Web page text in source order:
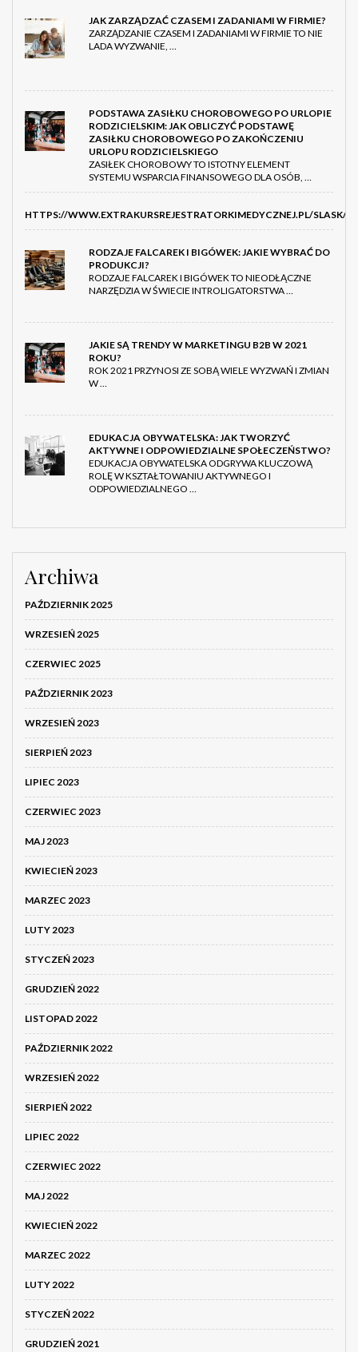
JAK ZARZĄDZAĆ CZASEM I ZADANIAMI W FIRMIE?
ZARZĄDZANIE CZASEM I ZADANIAMI W FIRMIE TO NIE
LADA WYZWANIE, …
PODSTAWA ZASIŁKU CHOROBOWEGO PO URLOPIE
RODZICIELSKIM: JAK OBLICZYĆ PODSTAWĘ
ZASIŁKU CHOROBOWEGO PO ZAKOŃCZENIU
URLOPU RODZICIELSKIEGO
ZASIŁEK CHOROBOWY TO ISTOTNY ELEMENT
SYSTEMU WSPARCIA FINANSOWEGO DLA OSÓB, …
HTTPS://WWW.EXTRAKURSREJESTRATORKIMEDYCZNEJ.PL/SLASK/
RODZAJE FALCAREK I BIGÓWEK: JAKIE WYBRAĆ DO
PRODUKCJI?
RODZAJE FALCAREK I BIGÓWEK TO NIEODŁĄCZNE
NARZĘDZIA W ŚWIECIE INTROLIGATORSTWA …
JAKIE SĄ TRENDY W MARKETINGU B2B W 2021
ROKU?
ROK 2021 PRZYNOSI ZE SOBĄ WIELE WYZWAŃ I ZMIAN
W …
EDUKACJA OBYWATELSKA: JAK TWORZYĆ
AKTYWNE I ODPOWIEDZIALNE SPOŁECZEŃSTWO?
EDUKACJA OBYWATELSKA ODGRYWA KLUCZOWĄ
ROLĘ W KSZTAŁTOWANIU AKTYWNEGO I
ODPOWIEDZIALNEGO …
Archiwa
PAŹDZIERNIK 2025
WRZESIEŃ 2025
CZERWIEC 2025
PAŹDZIERNIK 2023
WRZESIEŃ 2023
SIERPIEŃ 2023
LIPIEC 2023
CZERWIEC 2023
MAJ 2023
KWIECIEŃ 2023
MARZEC 2023
LUTY 2023
STYCZEŃ 2023
GRUDZIEŃ 2022
LISTOPAD 2022
PAŹDZIERNIK 2022
WRZESIEŃ 2022
SIERPIEŃ 2022
LIPIEC 2022
CZERWIEC 2022
MAJ 2022
KWIECIEŃ 2022
MARZEC 2022
LUTY 2022
STYCZEŃ 2022
GRUDZIEŃ 2021